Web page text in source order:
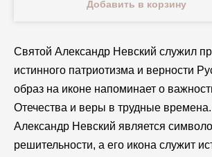
Добавить в корзину
Святой Александр Невский служил
истинного патриотизма и верности
образ на иконе напоминает о
Отечества и веры в трудные
Александр Невский является
решительности, а его икона служит